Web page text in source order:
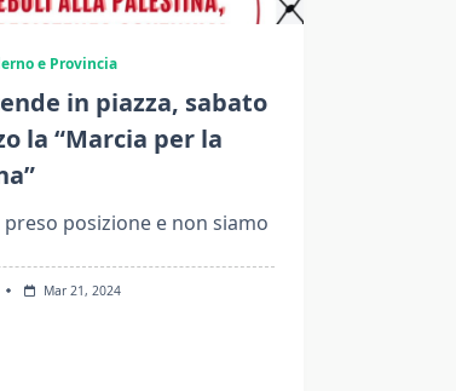
e Provincia
in piazza, sabato
la “Marcia per la
preso posizione e non siamo
Mar 21, 2024